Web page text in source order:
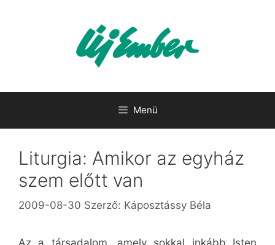
Menü
Liturgia: Amikor az egyház
szem előtt van
2009-08-30 Szerző: Káposztássy Béla